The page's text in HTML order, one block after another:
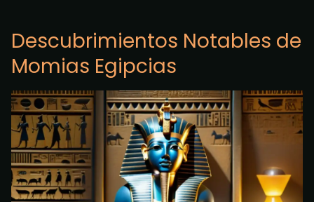
Descubrimientos Notables de
Momias Egipcias